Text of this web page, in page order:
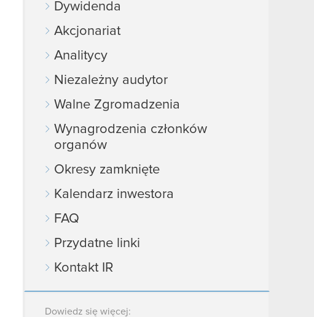
Dywidenda
Akcjonariat
Analitycy
Niezależny audytor
Walne Zgromadzenia
Wynagrodzenia członków
organów
Okresy zamknięte
Kalendarz inwestora
FAQ
Przydatne linki
Kontakt IR
Dowiedz się więcej: